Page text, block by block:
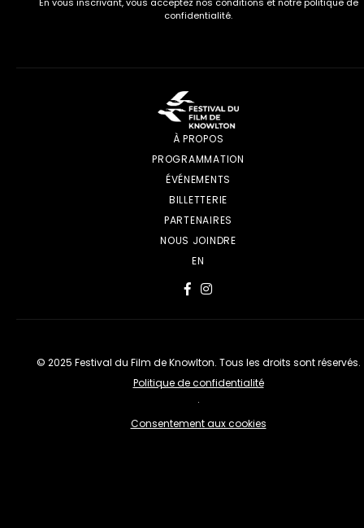
confidentialité.
À PROPOS
PROGRAMMATION
ÉVÉNEMENTS
BILLETTERIE
PARTENAIRES
NOUS JOINDRE
EN
© 2025 Festival du Film de Knowlton. Tous les droits sont réservés.
Politique de confidentialité
·
Consentement aux cookies